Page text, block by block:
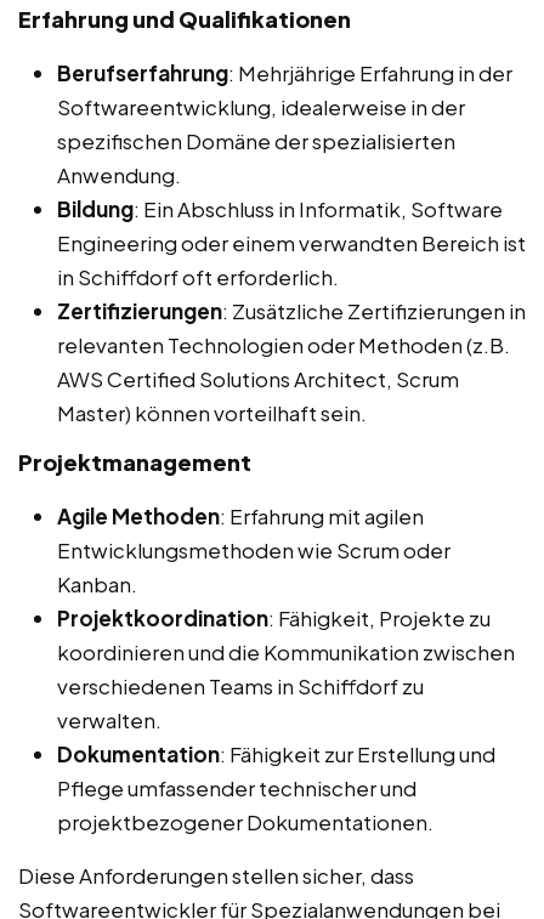
Erfahrung und Qualifikationen
Berufserfahrung: Mehrjährige Erfahrung in der
Softwareentwicklung, idealerweise in der
spezifischen Domäne der spezialisierten
Anwendung.
Bildung: Ein Abschluss in Informatik, Software
Engineering oder einem verwandten Bereich ist
in Schiffdorf oft erforderlich.
Zertifizierungen: Zusätzliche Zertifizierungen in
relevanten Technologien oder Methoden (z.B.
AWS Certified Solutions Architect, Scrum
Master) können vorteilhaft sein.
Projektmanagement
Agile Methoden: Erfahrung mit agilen
Entwicklungsmethoden wie Scrum oder
Kanban.
Projektkoordination: Fähigkeit, Projekte zu
koordinieren und die Kommunikation zwischen
verschiedenen Teams in Schiffdorf zu
verwalten.
Dokumentation: Fähigkeit zur Erstellung und
Pflege umfassender technischer und
projektbezogener Dokumentationen.
Diese Anforderungen stellen sicher, dass
Softwareentwickler für Spezialanwendungen bei